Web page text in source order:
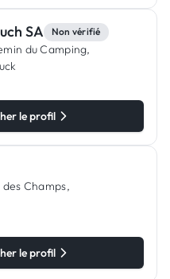
SA Non vérifié
du Camping,
le profil
des Champs,
le profil